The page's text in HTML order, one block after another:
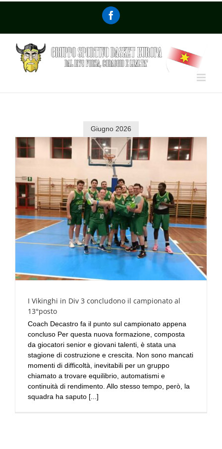
Giugno 2026
I Vikinghi in Div 3 concludono il campionato al
13°posto
Coach Decastro fa il punto sul campionato appena
concluso Per questa nuova formazione, composta
da giocatori senior e giovani talenti, è stata una
stagione di costruzione e crescita. Non sono mancati
momenti di difficoltà, inevitabili per un gruppo
chiamato a trovare equilibrio, automatismi e
continuità di rendimento. Allo stesso tempo, però, la
squadra ha saputo [...]